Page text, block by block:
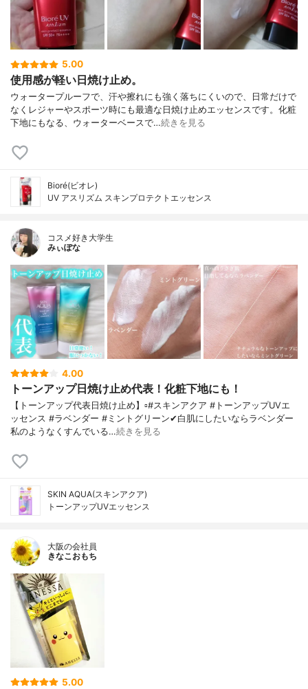
5.00
使用感が軽い日焼け止め。
ウォータープルーフで、汗や擦れにも強く落ちにくいので、日常だけで
なくレジャーやスポーツ時にも最適な日焼け止めエッセンスです。化粧
下地にもなる、ウォーターベースで…続きを見る
Bioré(ビオレ)
UV アスリズム スキンプロテクトエッセンス
コスメ好き大学生
みぃぽな
4.00
トーンアップ日焼け止め代表！化粧下地にも！
【トーンアップ代表日焼け止め】▫️#スキンアクア #トーンアップUVエ
ッセンス #ラベンダー #ミントグリーン✔白肌にしたいならラベンダー
私のようなくすんでいる…続きを見る
SKIN AQUA(スキンアクア)
トーンアップUVエッセンス
大阪の会社員
きなこおもち
5.00